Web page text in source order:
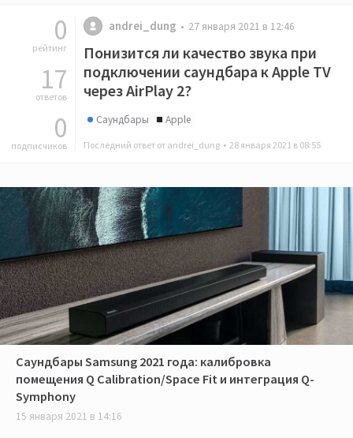
0
рейтинг
17
ответов
0
подписчиков
andrei_dung 27 января 2021 в 12:46
Понизится ли качество звука при
подключении саундбара к Apple TV
через AirPlay 2?
Саундбары Apple
Последний ответ от andrei_dung • 28 января 2021 в 08:55
Саундбары Samsung 2021 года: калибровка
помещения Q Calibration/Space Fit и интеграция Q-
Symphony
15 января 2021 в 14:16